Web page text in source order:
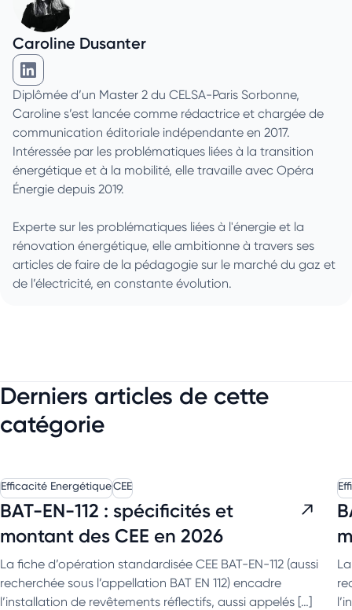
Caroline Dusanter
Caroline Dusanter sur Linkedin
Diplômée d’un Master 2 du CELSA-Paris Sorbonne,
Caroline s’est lancée comme rédactrice et chargée de
communication éditoriale indépendante en 2017.
Intéressée par les problématiques liées à la transition
énergétique et à la mobilité, elle travaille avec Opéra
Énergie depuis 2019.
Experte sur les problématiques liées à l'énergie et la
rénovation énergétique, elle ambitionne à travers ses
articles de faire de la pédagogie sur le marché du gaz et
de l’électricité, en constante évolution.
Derniers articles de cette
catégorie
Efficacité EnergétiqueCEE
BAT-EN-112 : spécificités et
montant des CEE en 2026
La fiche d’opération standardisée CEE BAT-EN-112 (aussi
recherchée sous l’appellation BAT EN 112) encadre
l’installation de revêtements réflectifs, aussi appelés […]